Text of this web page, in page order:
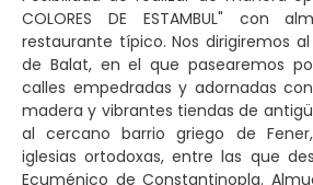
COLORES DE ESTAMBUL" con
restaurante típico. Nos dirigiremos
de Balat, en el que pasearemos
calles empedradas y adornadas
madera y vibrantes tiendas de
al cercano barrio griego de
iglesias ortodoxas, entre las que
Ecuménico de Constantinopla.